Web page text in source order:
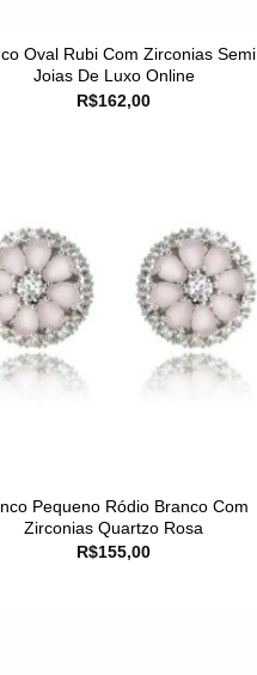
Oval Rubi Com Zirconias Semi
Joias De Luxo Online
R$162,00
Pequeno Ródio Branco Com
Zirconias Quartzo Rosa
R$155,00